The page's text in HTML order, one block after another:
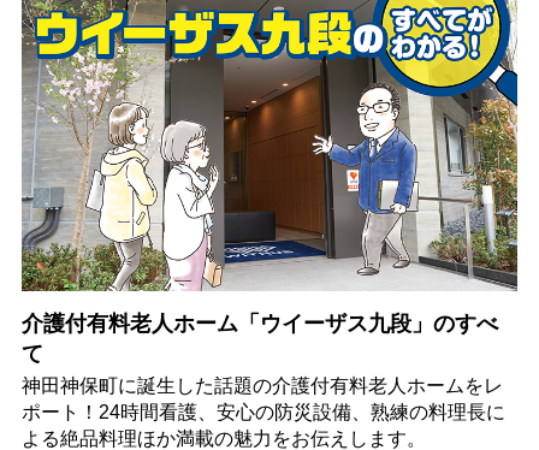
介護付有料老人ホーム「ウイーザス九段」のすべ
て
神田神保町に誕生した話題の介護付有料老人ホームをレ
ポート！24時間看護、安心の防災設備、熟練の料理長に
よる絶品料理ほか満載の魅力をお伝えします。